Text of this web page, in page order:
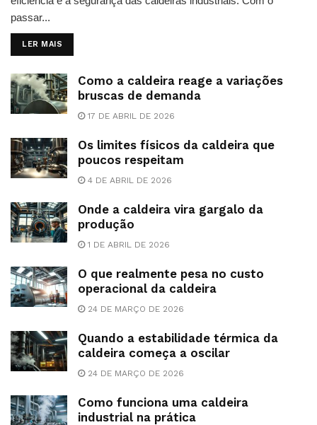
passar...
LER MAIS
Como a caldeira reage a variações
bruscas de demanda
17 DE ABRIL DE 2026
Os limites físicos da caldeira que
poucos respeitam
4 DE ABRIL DE 2026
Onde a caldeira vira gargalo da
produção
1 DE ABRIL DE 2026
O que realmente pesa no custo
operacional da caldeira
24 DE MARÇO DE 2026
Quando a estabilidade térmica da
caldeira começa a oscilar
24 DE MARÇO DE 2026
Como funciona uma caldeira
industrial na prática